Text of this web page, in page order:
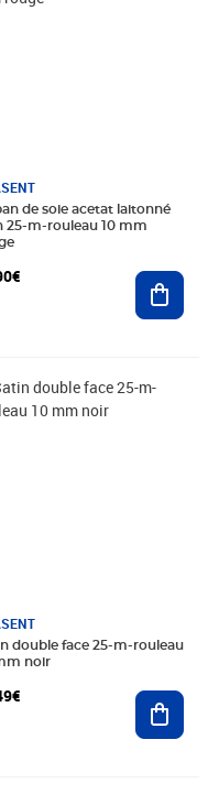
panier
de soie acetat laitonné
25-m-rouleau 10 mm
panier
double face 25-m-rouleau
noir
4,49€